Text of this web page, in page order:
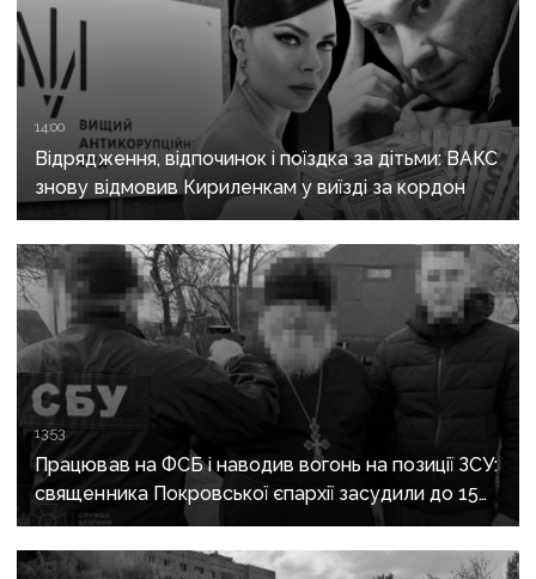
14:00
Відрядження, відпочинок і поїздка за дітьми: ВАКС
знову відмовив Кириленкам у виїзді за кордон
13:53
Працював на ФСБ і наводив вогонь на позиції ЗСУ:
священника Покровської єпархії засудили до 15
років